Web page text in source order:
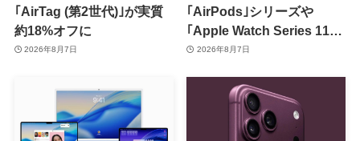
｢AirTag (第2世代)｣が実質
約18%オフに
2026年8月7日
｢AirPods｣シリーズや
｢Apple Watch Series 11｣
のセールを開催中
2026年8月7日